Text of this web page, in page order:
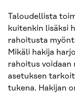
Taloudellista
kuitenkin lisäksi
rahoitusta
Mikäli hakija
rahoitus voidaan
asetuksen
tukena. Hakijan